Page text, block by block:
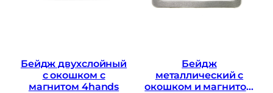
Бейдж двухслойный
с окошком с
магнитом 4hands
Бейдж
металлический с
окошком и магнитом